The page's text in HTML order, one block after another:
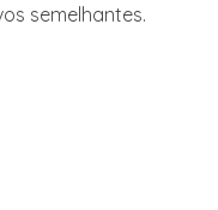
semelhantes.